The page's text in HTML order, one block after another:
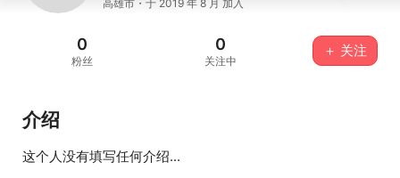
高雄市・于 2019 年 8 月 加入
0
粉丝
0
关注中
＋ 关注
介绍
这个人没有填写任何介绍...